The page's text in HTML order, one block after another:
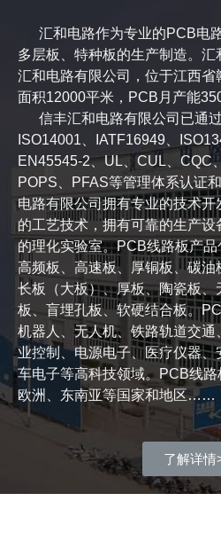
汇和电路作为专业的PCB电
多层板、特种板的生产制造。
汇和电路有限公司，位于江西省
面积12000平米，PCB月产能
信丰汇和电路有限公司已通过
ISO14001、IATF16949、
EN45545-2、UL、CUL、CQC
POPS、PFAS等管理体系认证
电路有限公司拥有专业的技术
的工艺技术，拥有可靠的生产
的理化实验室。PCB线路板产品
高频板、高速板、厚铜板、碳油
长板（大板）、厚板、陶瓷板、
板、盲埋孔板、软硬结合板。
机器人、无人机、铁路轨道交
业控制、电源电子、医疗仪器
车电子等高科技领域。PCB线路
欧洲、东南亚等国家和地区……
了解详情